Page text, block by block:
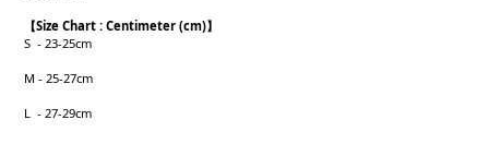
【Size Chart : Centimeter (cm)】
S - 23-25cm
M - 25-27cm
L - 27-29cm